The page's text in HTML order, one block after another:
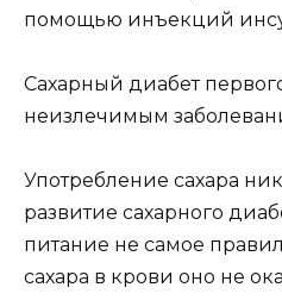
помощью инъекций
Сахарный диабет
неизлечимым
Употребление сахара
развитие сахарного
питание не самое
сахара в крови оно не